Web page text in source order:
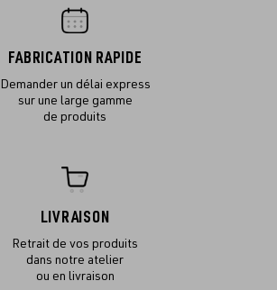
FABRICATION RAPIDE
Demander un délai express
sur une large gamme
de produits
LIVRAISON
Retrait de vos produits
dans notre atelier
ou en livraison